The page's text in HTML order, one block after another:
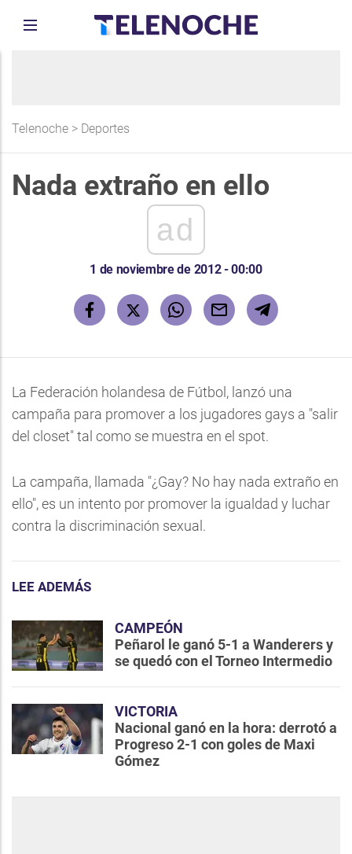
Telenoche > Deportes
Nada extraño en ello
ad
1 de noviembre de 2012 - 00:00
La Federación holandesa de Fútbol, lanzó una
campaña para promover a los jugadores gays a "salir
del closet" tal como se muestra en el spot.
La campaña, llamada "¿Gay? No hay nada extraño en
ello", es un intento por promover la igualdad y luchar
contra la discriminación sexual.
LEE ADEMÁS
CAMPEÓN
Peñarol le ganó 5-1 a Wanderers y
se quedó con el Torneo Intermedio
VICTORIA
Nacional ganó en la hora: derrotó a
Progreso 2-1 con goles de Maxi
Gómez